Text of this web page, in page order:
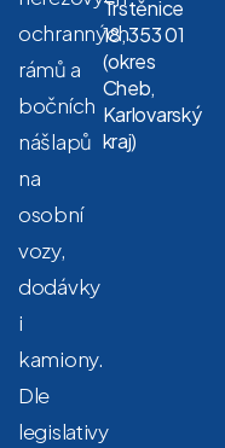
ochranných
rámů a
bočních
nášlapů
na
osobní
vozy,
dodávky
i
kamiony.
Dle
legislativy
Trstěnice
18, 353 01
(okres
Cheb,
Karlovarský
kraj)